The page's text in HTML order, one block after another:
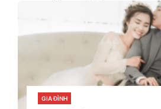
CATEGORIES
GIA ĐÌNH